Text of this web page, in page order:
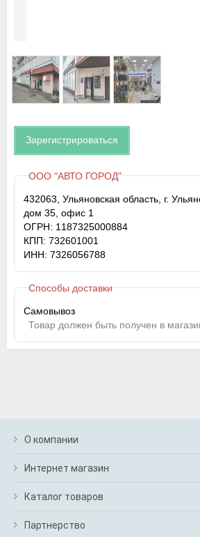
Зарегистрироваться
ООО "АВТО ГОРОД"
432063, Ульяновская область, г.
дом 35, офис 1
ОГРН: 1187325000884
КПП: 732601001
ИНН: 7326056788
Способы доставки
Самовывоз
Товар должен быть получен в
О компании
Интернет магазин
Каталог товаров
Партнерство